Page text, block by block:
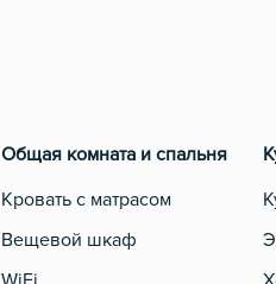
Общая комната и спальня
Кровать с матрасом
Вещевой шкаф